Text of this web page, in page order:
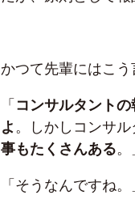
かつて先輩にはこう
「 コンサルタント
よ 。しかしコンサ
事もたくさんある。
「そうなんですね。